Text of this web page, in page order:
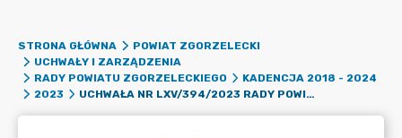
STRONA GŁÓWNA
POWIAT ZGORZELECKI
UCHWAŁY I ZARZĄDZENIA
RADY POWIATU ZGORZELECKIEGO
KADENCJA 2018 - 2024
2023
UCHWAŁA NR LXV/394/2023 RADY POWIATU ZGORZELECKIEGO Z DNIA 22 CZERWCA 2023 R. W SPRAWIE DOKONANIA OCENY SYTUACJI EKONOMICZNO-FINANSOWEJ SAMODZIELNEGO PUBLICZNEGO ZAKŁADU OPIEKI ZDROWOTNEJ NA PODSTAWIE RAPORTU SPORZĄDZONEGO PRZEZ DYREKTORA WIELOSPECJALISTYCZNEGO SZPITALA - SAMODZIELNEGO PUBLICZNEGO ZESPOŁU OPIEKI ZDROWOTNEJ W ZGORZELCU.